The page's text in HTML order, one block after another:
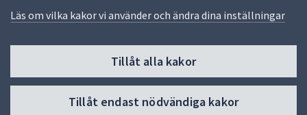
Läs om vilka kakor vi använder och ändra dina inställningar
Tillåt alla kakor
Tillåt endast nödvändiga kakor
Tillgänglighetsredogörelse
Fler sätt att följa oss